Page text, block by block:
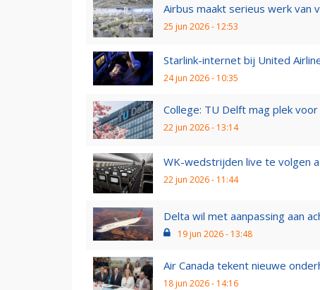
Airbus maakt serieus werk van
25 jun 2026 - 12:53
Starlink-internet bij United
24 jun 2026 - 10:35
College: TU Delft mag plek
22 jun 2026 - 13:14
WK-wedstrijden live te volgen
22 jun 2026 - 11:44
Delta wil met aanpassing aan
19 jun 2026 - 13:48
Air Canada tekent nieuwe
18 jun 2026 - 14:16